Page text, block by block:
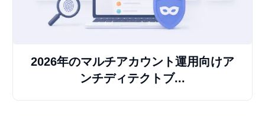
2026年のマルチアカウント運用向けア
ンチディテクトブ...